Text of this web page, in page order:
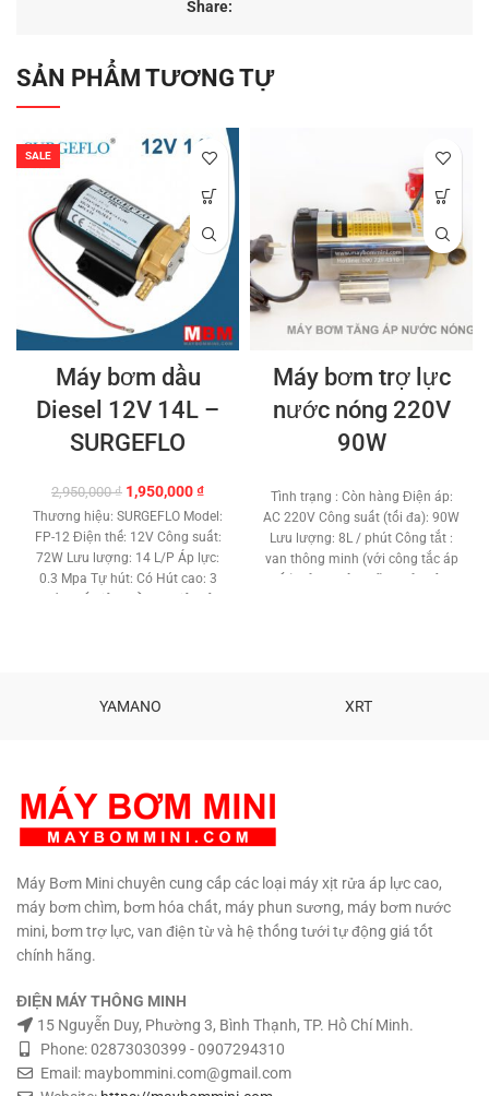
Share:
SẢN PHẨM TƯƠNG TỰ
SALE
Máy bơm dầu
Diesel 12V 14L –
SURGEFLO
2,950,000₫ Giá
gốc
là:
2,950,000 ₫.
1,950,000₫Giá
hiện
tại
1,950,000 ₫.
Thương hiệu: SURGEFLO Model:
FP-12 Điện thế: 12V Công suất:
72W Lưu lượng: 14 L/P Áp lực:
0.3 Mpa Tự hút: Có Hút cao: 3
MAYBOMMINI.COM Công nghệ
Máy bơm trợ lực
nước nóng 220V
90W
Tình trạng : Còn hàng Điện áp:
AC 220V Công suất (tối đa): 90W
Lưu lượng: 8L / phút Công tắt :
van thông minh (với công tắc áp
YAMANO XRT
Máy Bơm Mini chuyên cung cấp các loại máy xịt rửa áp lực cao,
máy bơm chìm, bơm hóa chất, máy phun sương, máy bơm nước
mini, bơm trợ lực, van điện từ và hệ thống tưới tự động giá tốt
chính hãng.
ĐIỆN MÁY THÔNG MINH
15 Nguyễn Duy, Phường 3, Bình Thạnh, TP. Hồ Chí Minh.
Phone: 02873030399 - 0907294310
Email: maybommini.com@gmail.com